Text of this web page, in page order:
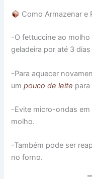
Como Armazenar e
-O fettuccine ao
geladeira por até 3
-Para aquecer
umpouco de leite
-Evite micro-ondas em
molho.
-Também pode ser
no forno.